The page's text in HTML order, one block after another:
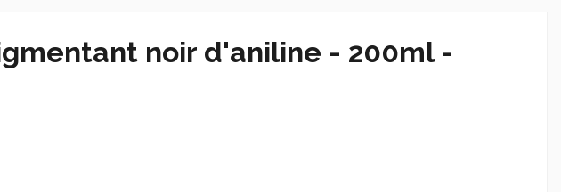
noir d'aniline - 200ml -